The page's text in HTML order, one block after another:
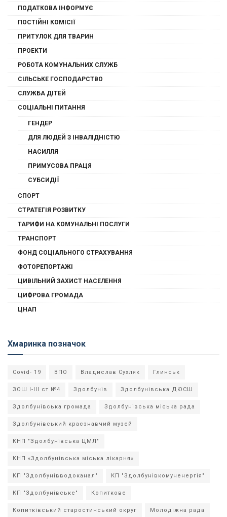
ПОДАТКОВА ІНФОРМУЄ
ПОСТІЙНІ КОМІСІЇ
ПРИТУЛОК ДЛЯ ТВАРИН
ПРОЕКТИ
РОБОТА КОМУНАЛЬНИХ СЛУЖБ
СІЛЬСЬКЕ ГОСПОДАРСТВО
СЛУЖБА ДІТЕЙ
СОЦІАЛЬНІ ПИТАННЯ
ГЕНДЕР
ДЛЯ ЛЮДЕЙ З ІНВАЛІДНІСТЮ
НАСИЛЛЯ
ПРИМУСОВА ПРАЦЯ
СУБСИДІЇ
СПОРТ
СТРАТЕГІЯ РОЗВИТКУ
ТАРИФИ НА КОМУНАЛЬНІ ПОСЛУГИ
ТРАНСПОРТ
ФОНД СОЦІАЛЬНОГО СТРАХУВАННЯ
ФОТОРЕПОРТАЖІ
ЦИВІЛЬНИЙ ЗАХИСТ НАСЕЛЕННЯ
ЦИФРОВА ГРОМАДА
ЦНАП
Хмаринка позначок
Covid- 19 ВПО Владислав Сухляк Глинськ
ЗОШ І-ІІІ ст №4 Здолбунів Здолбунівська ДЮСШ
Здолбунівська громада Здолбунівська міська рада
Здолбунівський краєзнавчий музей
КНП "Здолбунівська ЦМЛ"
КНП «Здолбунівська міська лікарня»
КП "Здолбунівводоканал" КП "Здолбунівкомуненергія"
КП "Здолбунівське" Копиткове
Копитківський старостинський округ Молодіжна рада